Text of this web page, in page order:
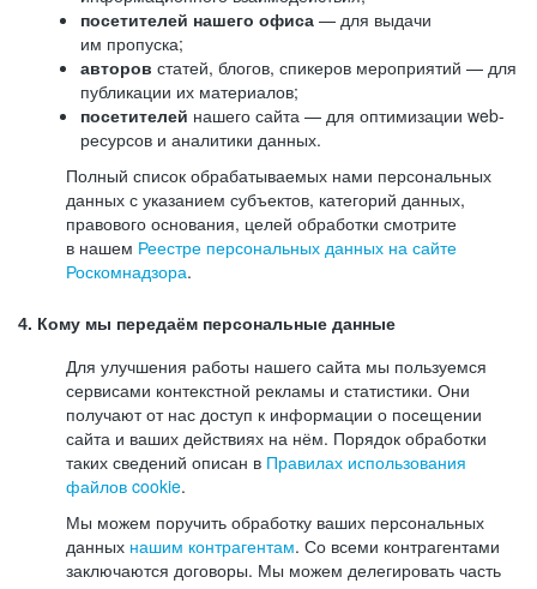
посетителей нашего офиса — для выдачи
им пропуска;
авторов статей, блогов, спикеров мероприятий — для
публикации их материалов;
посетителей нашего сайта — для оптимизации web-
ресурсов и аналитики данных.
Полный список обрабатываемых нами персональных
данных с указанием субъектов, категорий данных,
правового основания, целей обработки смотрите
в нашем Реестре персональных данных на сайте
Роскомнадзора.
4. Кому мы передаём персональные данные
Для улучшения работы нашего сайта мы пользуемся
сервисами контекстной рекламы и статистики. Они
получают от нас доступ к информации о посещении
сайта и ваших действиях на нём. Порядок обработки
таких сведений описан в Правилах использования
файлов cookie.
Мы можем поручить обработку ваших персональных
данных нашим контрагентам. Со всеми контрагентами
заключаются договоры. Мы можем делегировать часть